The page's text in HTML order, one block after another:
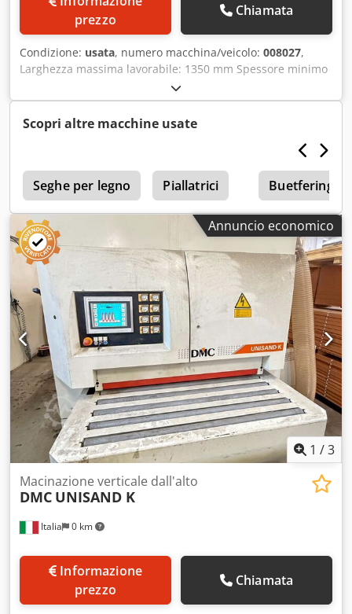
prezzo
Chiamata
Condizione: usata, numero macchina/veicolo: 008027,
Larghezza massima lavorabile: 1350 mm Spessore minimo
lavorabile: 3 mm Piano di lavoro: altezza fissa Tavolo a
depressione: sì Numero di unità di lavoro: 4 Csdpfswvq E
Asx Airerf
Scopri altre macchine usate
Seghe per legno Piallatrici Buetfering
Annuncio economico
1 /3
Italia 0 km
Macinazione verticale dall'alto
DMC UNISAND K
prezzo
Chiamata